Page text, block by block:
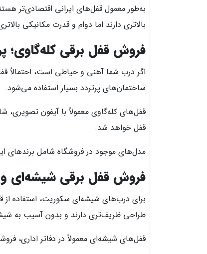
به‌طور معمول قفل‌های ایرانی اقتصادی‌تر
بالاتری دارند اما دوام و قدرت مکانیکی
فروش قفل برقی کله‌گاوی؛
اگر درب شما آهنی و حیاطی است، احتمالاً
ساختمان‌های پرتردد بسیار استفاده می‌شود.
قفل‌های کله‌گاوی معمولاً با آیفون
قفل خواهد شد.
مدل‌های موجود در فروشگاه شامل برندهای
فروش قفل برقی شیشه‌ای و
برای درب‌های شیشه‌ای سکوریت، استفاده
طراحی ظریف‌تری دارند و بدون آسیب به
قفل‌های شیشه‌ای معمولاً در دفاتر اداری،